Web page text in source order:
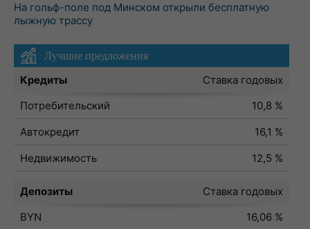
На гольф-поле под Минском открыли бесплатную
лыжную трассу
Лучшие предложения
Кредиты
Ставка годовых
Потребительский
10,8 %
Автокредит
16,1 %
Недвижимость
12,5 %
Депозиты
Ставка годовых
BYN
16,06 %